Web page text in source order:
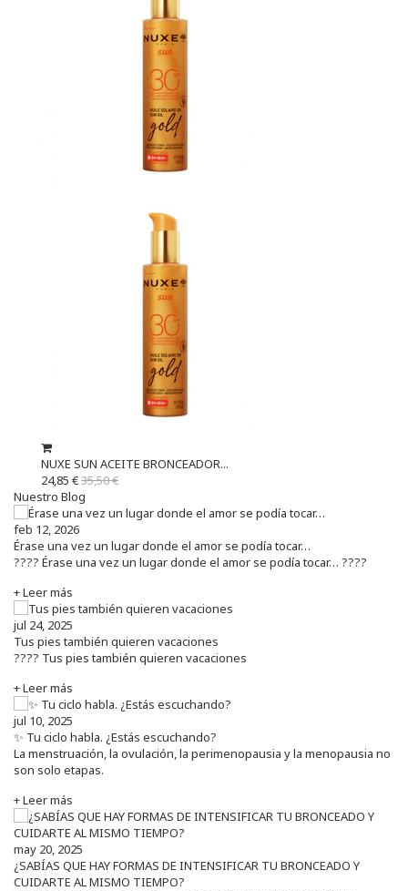
NUXE SUN ACEITE BRONCEADOR...
24,85 €35,50 €
Nuestro Blog
feb 12, 2026
Érase una vez un lugar donde el amor se podía tocar…
???? Érase una vez un lugar donde el amor se podía tocar… ????
+ Leer más
jul 24, 2025
Tus pies también quieren vacaciones
???? Tus pies también quieren vacaciones
+ Leer más
jul 10, 2025
✨ Tu ciclo habla. ¿Estás escuchando?
La menstruación, la ovulación, la perimenopausia y la menopausia no
son solo etapas.
+ Leer más
may 20, 2025
¿SABÍAS QUE HAY FORMAS DE INTENSIFICAR TU BRONCEADO Y
CUIDARTE AL MISMO TIEMPO?